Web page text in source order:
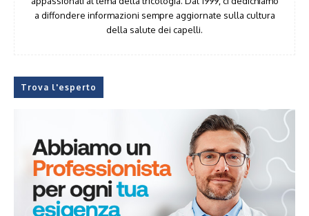
a diffondere informazioni sempre aggiornate sulla cultura
della salute dei capelli.
Trova l'esperto